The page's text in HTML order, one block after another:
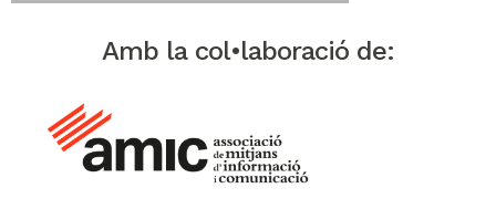
Amb la col•laboració de: